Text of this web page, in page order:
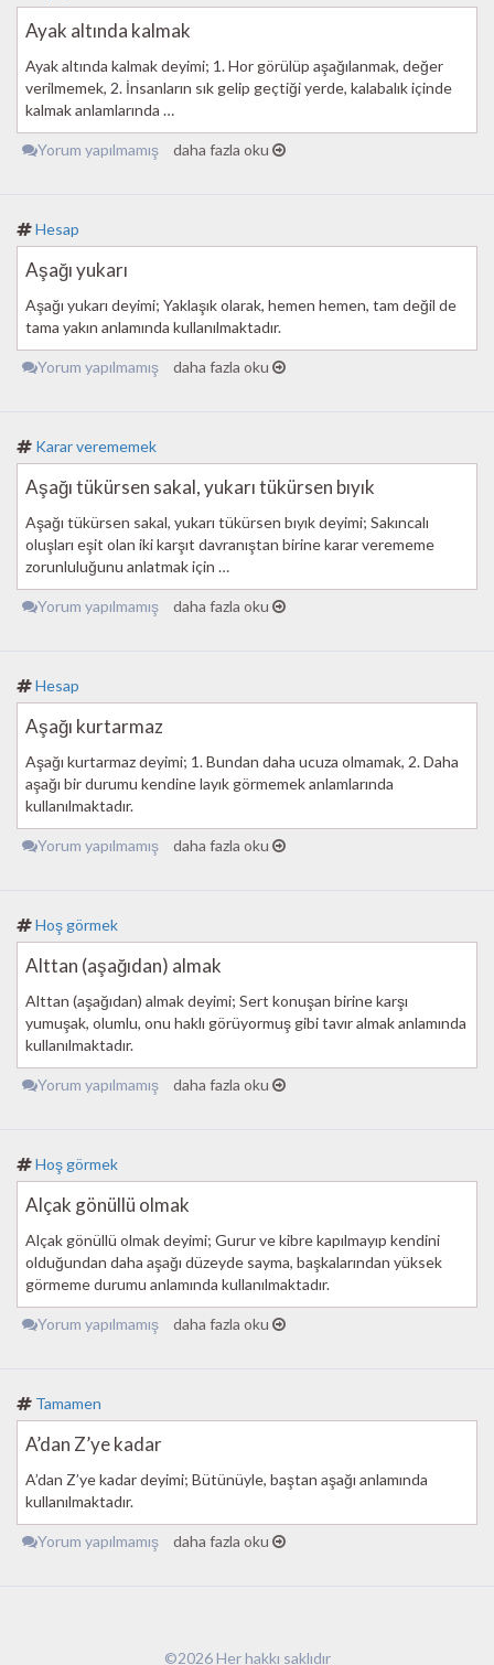
Ayak altında kalmak
Ayak altında kalmak deyimi; 1. Hor görülüp aşağılanmak, değer
verilmemek, 2. İnsanların sık gelip geçtiği yerde, kalabalık içinde
kalmak anlamlarında …
Yorum yapılmamış daha fazla oku
Hesap
Aşağı yukarı
Aşağı yukarı deyimi; Yaklaşık olarak, hemen hemen, tam değil de
tama yakın anlamında kullanılmaktadır.
Yorum yapılmamış daha fazla oku
Karar verememek
Aşağı tükürsen sakal, yukarı tükürsen bıyık
Aşağı tükürsen sakal, yukarı tükürsen bıyık deyimi; Sakıncalı
oluşları eşit olan iki karşıt davranıştan birine karar verememe
zorunluluğunu anlatmak için …
Yorum yapılmamış daha fazla oku
Hesap
Aşağı kurtarmaz
Aşağı kurtarmaz deyimi; 1. Bundan daha ucuza olmamak, 2. Daha
aşağı bir durumu kendine layık görmemek anlamlarında
kullanılmaktadır.
Yorum yapılmamış daha fazla oku
Hoş görmek
Alttan (aşağıdan) almak
Alttan (aşağıdan) almak deyimi; Sert konuşan birine karşı
yumuşak, olumlu, onu haklı görüyormuş gibi tavır almak anlamında
kullanılmaktadır.
Yorum yapılmamış daha fazla oku
Hoş görmek
Alçak gönüllü olmak
Alçak gönüllü olmak deyimi; Gurur ve kibre kapılmayıp kendini
olduğundan daha aşağı düzeyde sayma, başkalarından yüksek
görmeme durumu anlamında kullanılmaktadır.
Yorum yapılmamış daha fazla oku
Tamamen
A’dan Z’ye kadar
A’dan Z’ye kadar deyimi; Bütünüyle, baştan aşağı anlamında
kullanılmaktadır.
Yorum yapılmamış daha fazla oku
©2026 Her hakkı saklıdır